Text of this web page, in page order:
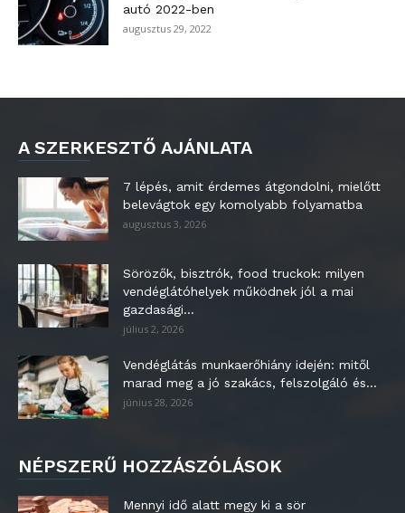
autó 2022-ben
augusztus 29, 2022
A SZERKESZTŐ AJÁNLATA
7 lépés, amit érdemes átgondolni, mielőtt
belevágtok egy komolyabb folyamatba
augusztus 3, 2026
Sörözők, bisztrók, food truckok: milyen
vendéglátóhelyek működnek jól a mai
gazdasági...
július 2, 2026
Vendéglátás munkaerőhiány idején: mitől
marad meg a jó szakács, felszolgáló és...
június 28, 2026
NÉPSZERŰ HOZZÁSZÓLÁSOK
Mennyi idő alatt megy ki a sör